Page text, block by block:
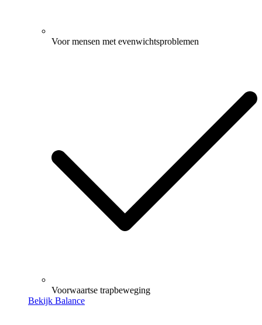
Voor mensen met evenwichtsproblemen
Voorwaartse trapbeweging
Bekijk Balance